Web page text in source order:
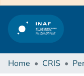
Home CRIS